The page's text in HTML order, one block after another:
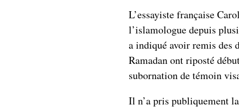
L’essayiste française
l’islamologue depuis
a indiqué avoir remis des
Ramadan ont riposté
subornation de témoin
Il n’a pris publiquement